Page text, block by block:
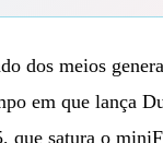
dos meios
em que lança
satura o